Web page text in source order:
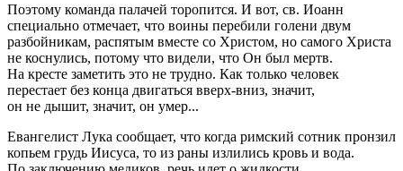
Поэтому команда палачей торопится. И вот, св. Иоанн
специально отмечает, что воины перебили голени двум
разбойникам, распятым вместе со Христом, но самого Христа
не коснулись, потому что видели, что Он был мертв.
На кресте заметить это не трудно. Как только человек
перестает без конца двигаться вверх-вниз, значит,
он не дышит, значит, он умер...
Евангелист Лука сообщает, что когда римский сотник пронзил
копьем грудь Иисуса, то из раны излились кровь и вода.